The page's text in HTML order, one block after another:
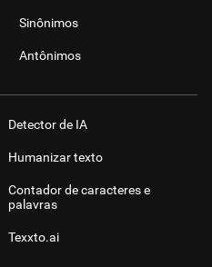
Sinônimos
Antônimos
Detector de IA
Humanizar texto
Contador de caracteres e
palavras
Texxto.ai